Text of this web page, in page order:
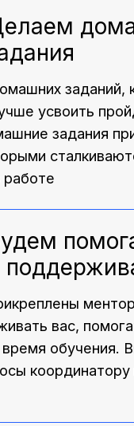
портфолио
кейсы
вы сможете
менторами,
В чате вы
обмениваться
сделаете 2 проектные
добавить в
локальные и
Разберем пошаговый
как надо делать и как